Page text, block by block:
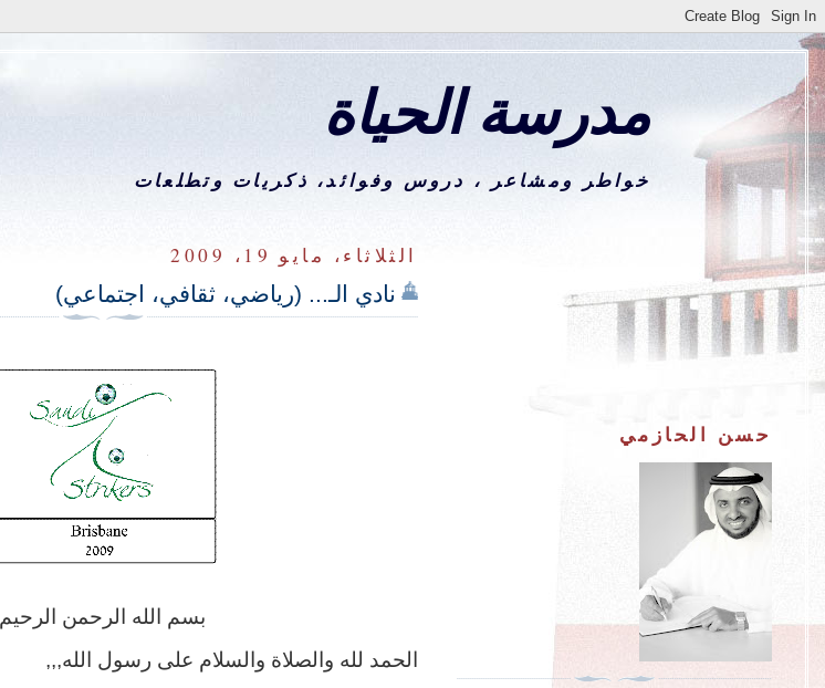
مدرسة الحياة
خواطر ومشاعر ، دروس وفوائد، ذكريات وتطلعات
الثلاثاء، مايو 19، 2009
نادي الـ... (رياضي، ثقافي، اجتماعي)
بسم الله الرحمن الرحيم
الحمد لله والصلاة والسلام على رسول الله,,,
حسن الحازمي